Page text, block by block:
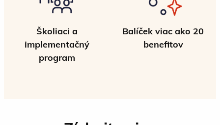
Školiaci a
implementačný
program
Balíček viac ako 20
benefitov